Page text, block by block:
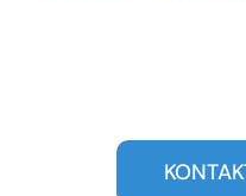
podatkovLink